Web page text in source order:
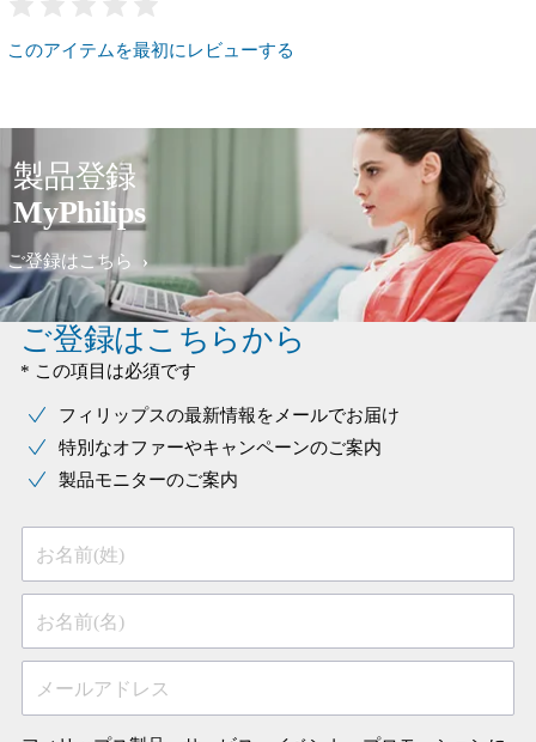
このアイテムを最初にレビューする
製品登録
MyPhilips
ご登録はこちら
ご登録はこちらから
* この項目は必須です
フィリップスの最新情報をメールでお届け
特別なオファーやキャンペーンのご案内
製品モニターのご案内
お名前(姓)
お名前(名)
メールアドレス